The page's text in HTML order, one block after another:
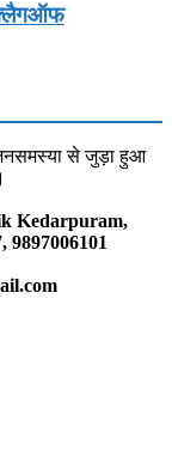
फ्लैगऑफ
से जुड़ा हुआ
Kedarpuram,